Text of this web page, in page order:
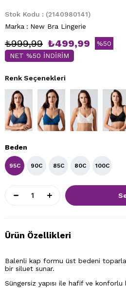
Stok Kodu
(2140980141)
Marka : New Bra Lingerie
₺999,99 ₺499,99 %50
NET %50 İNDİRİM
Renk Seçenekleri
Beden
95C 90C 85C 80C 100C
Ürün Özellikleri
Balenli kap formu üst bedeni
bir siluet sunar.
Süngersiz yapısı ile hafif ve konforlu